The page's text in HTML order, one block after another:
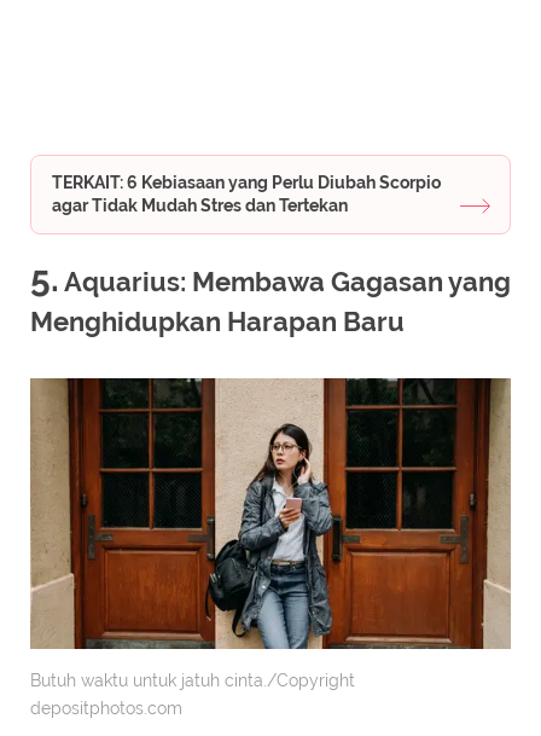
TERKAIT: 6 Kebiasaan yang Perlu Diubah Scorpio
agar Tidak Mudah Stres dan Tertekan
5. Aquarius: Membawa Gagasan yang
Menghidupkan Harapan Baru
Butuh waktu untuk jatuh cinta./Copyright
depositphotos.com